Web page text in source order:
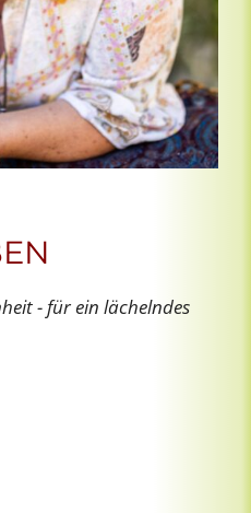
- für ein lächelndes